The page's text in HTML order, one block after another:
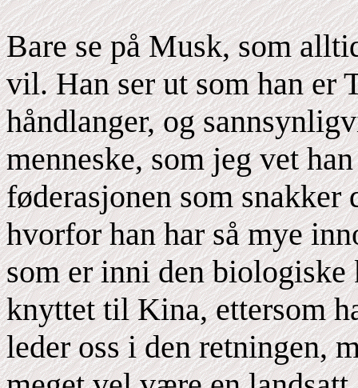
Bare se på Musk, som
vil. Han ser ut som han er
håndlanger, og
menneske, som jeg vet
føderasjonen som
hvorfor han har så mye
som er inni den
knyttet til Kina, ettersom
leder oss i den retningen,